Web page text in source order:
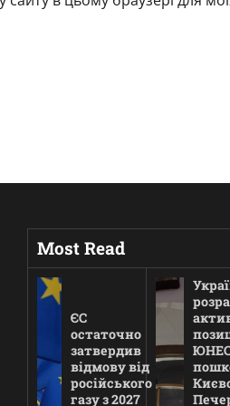
Most Read
ЄС
остаточно
затвердив
відмову від
російського
газу з 2027